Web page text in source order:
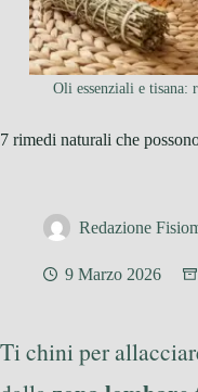
Oli essenziali e tisana:
7 rimedi naturali che
Redazione
9 Marzo 2026
Ti chini per